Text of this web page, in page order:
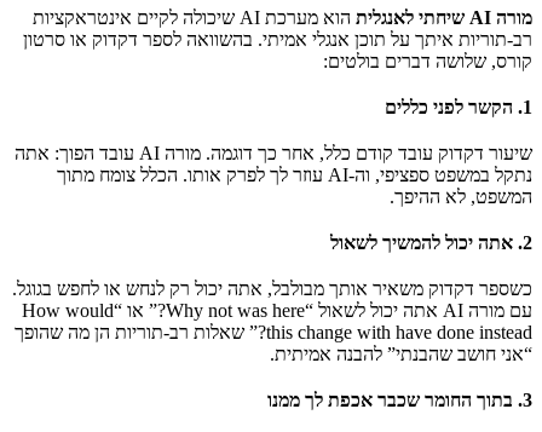
מורה AI שיחתי לאנגלית
הוא מערכת AI שיכולה לקיים אינטראקציות
רב-תוריות איתך על תוכן אנגלי אמיתי. בהשוואה לספר דקדוק או סרטון
קורס, שלושה דברים בולטים:
1. הקשר לפני כללים
שיעור דקדוק עובד קודם כלל, אחר כך דוגמה. מורה AI עובד הפוך: אתה
נתקל במשפט ספציפי, וה-AI עוזר לך לפרק אותו. הכלל צומח מתוך
המשפט, לא ההיפך.
2. אתה יכול להמשיך לשאול
כשספר דקדוק משאיר אותך מבולבל, אתה יכול רק לנחש או לחפש בגוגל.
עם מורה AI אתה יכול לשאול “Why not was here?” או “How would
this change with have done instead?” שאלות רב-תוריות הן מה שהופך
“אני חושב שהבנתי” להבנה אמיתית.
3. בתוך החומר שכבר אכפת לך ממנו